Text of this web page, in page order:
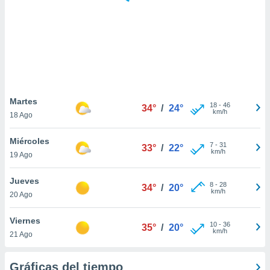
similares
como
sitio
de
traten tus
en
interés
su
Martes
18 Ago
34° / 24° 18- 46
km/h
Miércoles
19 Ago
33° / 22° 7- 31
km/h
Jueves
20 Ago
34° / 20° 8- 28
km/h
Viernes
21 Ago
35° / 20° 10- 36
km/h
Gráficas del tiempo